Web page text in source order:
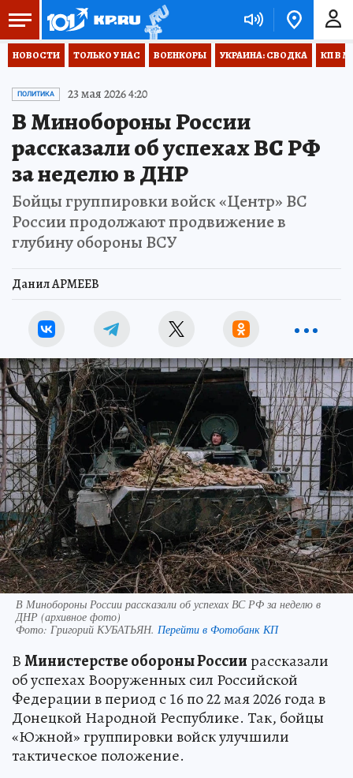
НОВОСТИ ТОЛЬКО У НАС ВОЕНКОРЫ УКРАИНА: СВОДКА КП В
ПОЛИТИКА 23 мая 2026 4:20
В Минобороны России
рассказали об успехах ВС РФ
за неделю в ДНР
Бойцы группировки войск «Центр» ВС
России продолжают продвижение в
глубину обороны ВСУ
Данил АРМЕЕВ
В Минобороны России рассказали об успехах ВС РФ за неделю в
ДНР (архивное фото)
Фото: Григорий КУБАТЬЯН. Перейти в Фотобанк КП
ВМинистерстве обороны Россиирассказали
об успехах Вооруженных сил Российской
Федерации в период с 16 по 22 мая 2026 года в
Донецкой Народной Республике. Так, бойцы
«Южной» группировки войск улучшили
тактическое положение.